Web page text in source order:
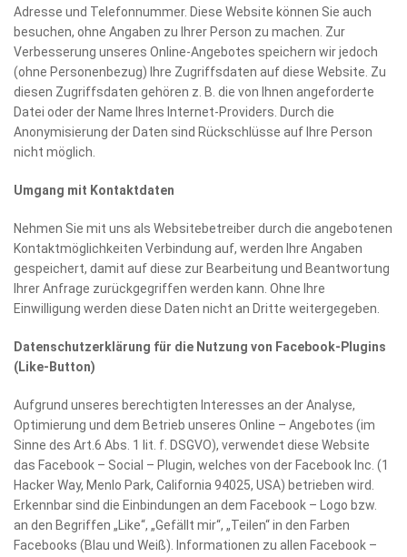
Adresse und Telefonnummer. Diese Website können Sie auch
besuchen, ohne Angaben zu Ihrer Person zu machen. Zur
Verbesserung unseres Online-Angebotes speichern wir jedoch
(ohne Personenbezug) Ihre Zugriffsdaten auf diese Website. Zu
diesen Zugriffsdaten gehören z. B. die von Ihnen angeforderte
Datei oder der Name Ihres Internet-Providers. Durch die
Anonymisierung der Daten sind Rückschlüsse auf Ihre Person
nicht möglich.
Umgang mit Kontaktdaten
Nehmen Sie mit uns als Websitebetreiber durch die angebotenen
Kontaktmöglichkeiten Verbindung auf, werden Ihre Angaben
gespeichert, damit auf diese zur Bearbeitung und Beantwortung
Ihrer Anfrage zurückgegriffen werden kann. Ohne Ihre
Einwilligung werden diese Daten nicht an Dritte weitergegeben.
Datenschutzerklärung für die Nutzung von Facebook-Plugins
(Like-Button)
Aufgrund unseres berechtigten Interesses an der Analyse,
Optimierung und dem Betrieb unseres Online – Angebotes (im
Sinne des Art.6 Abs. 1 lit. f. DSGVO), verwendet diese Website
das Facebook – Social – Plugin, welches von der Facebook Inc. (1
Hacker Way, Menlo Park, California 94025, USA) betrieben wird.
Erkennbar sind die Einbindungen an dem Facebook – Logo bzw.
an den Begriffen „Like“, „Gefällt mir“, „Teilen“ in den Farben
Facebooks (Blau und Weiß). Informationen zu allen Facebook –